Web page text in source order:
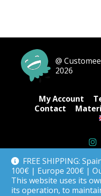
FREE SHIPPING:
100€ | Europe 200€ |
This website uses its
its operation, to
@
2026
My Account
Contact